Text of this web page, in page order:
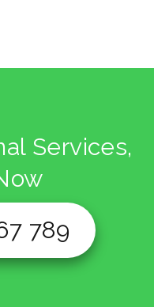
Services,
789